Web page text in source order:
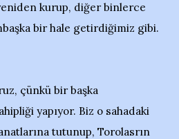
kurup, diğer binlerce
bir hale getirdiğimiz gibi.
çünkü bir başka
yapıyor. Biz o sahadaki
tutunup, Torolasrın